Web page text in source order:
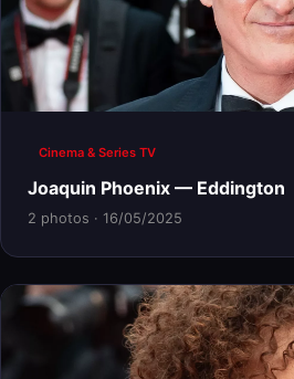
Cinema & Series TV
Joaquin Phoenix — Eddington
2 photos · 16/05/2025